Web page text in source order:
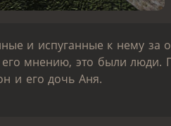
и испуганные к нему за
мнению, это были люди.
и его дочь Аня.